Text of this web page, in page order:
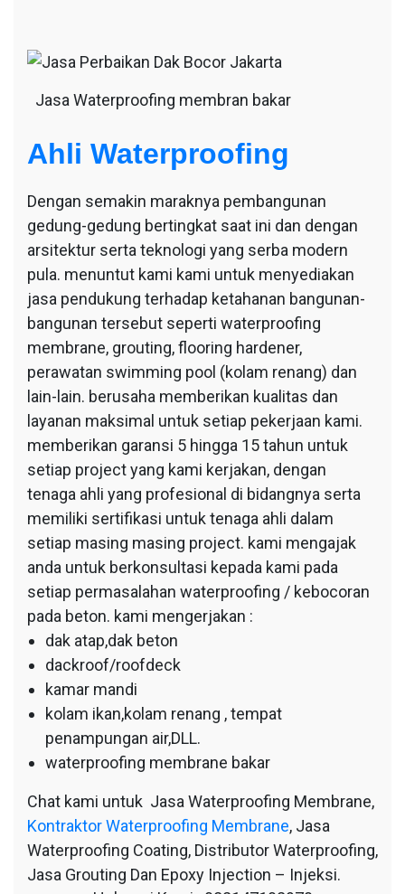
Jasa Waterproofing membran bakar
Ahli Waterproofing
Dengan semakin maraknya pembangunan
gedung-gedung bertingkat saat ini dan dengan
arsitektur serta teknologi yang serba modern
pula. menuntut kami kami untuk menyediakan
jasa pendukung terhadap ketahanan bangunan-
bangunan tersebut seperti waterproofing
membrane, grouting, flooring hardener,
perawatan swimming pool (kolam renang) dan
lain-lain. berusaha memberikan kualitas dan
layanan maksimal untuk setiap pekerjaan kami.
memberikan garansi 5 hingga 15 tahun untuk
setiap project yang kami kerjakan, dengan
tenaga ahli yang profesional di bidangnya serta
memiliki sertifikasi untuk tenaga ahli dalam
setiap masing masing project. kami mengajak
anda untuk berkonsultasi kepada kami pada
setiap permasalahan waterproofing / kebocoran
pada beton. kami mengerjakan :
dak atap,dak beton
dackroof/roofdeck
kamar mandi
kolam ikan,kolam renang , tempat
penampungan air,DLL.
waterproofing membrane bakar
Chat kami untuk Jasa Waterproofing Membrane,
Kontraktor Waterproofing Membrane, Jasa
Waterproofing Coating, Distributor Waterproofing,
Jasa Grouting Dan Epoxy Injection – Injeksi.